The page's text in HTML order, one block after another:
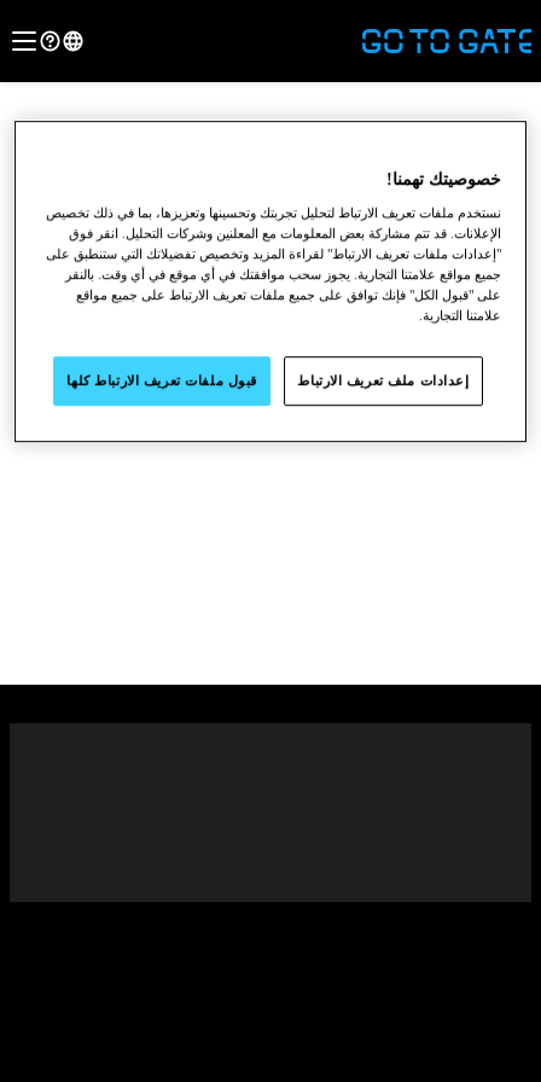
●
●
خصوصيتك تهمنا!
نستخدم ملفات تعريف الارتباط لتحليل تجربتك وتحسينها وتعزيزها، بما في ذلك تخصيص
الإعلانات. قد تتم مشاركة بعض المعلومات مع المعلنين وشركات التحليل. انقر فوق
"إعدادات ملفات تعريف الارتباط" لقراءة المزيد وتخصيص تفضيلاتك التي ستنطبق على
جميع مواقع علامتنا التجارية. يجوز سحب موافقتك في أي موقع في أي وقت. بالنقر
على "قبول الكل" فإنك توافق على جميع ملفات تعريف الارتباط على جميع مواقع
علامتنا التجارية.
إعدادات ملف تعريف الارتباط قبول ملفات تعريف الارتباط كلها